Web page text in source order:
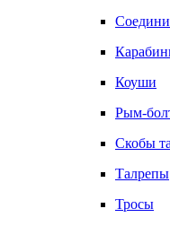
Коуши
Рым-
Скобы
Талрепы
Тросы